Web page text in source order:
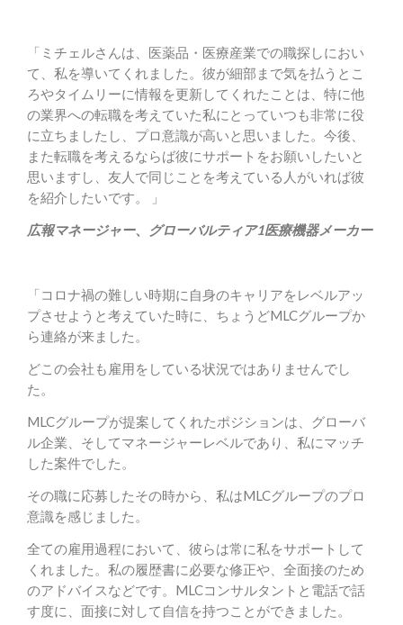
声
お
問
い
合
わ
せ
ENGLISH
「ミチェルさんは、医薬品・医療産業での職探しにおい
て、私を導いてくれました。彼が細部まで気を払うとこ
ろやタイムリーに情報を更新してくれたことは、特に他
の業界への転職を考えていた私にとっていつも非常に役
に立ちましたし、プロ意識が高いと思いました。今後、
また転職を考えるならば彼にサポートをお願いしたいと
思いますし、友人で同じことを考えている人がいれば彼
を紹介したいです。
」
広報マネージャー、 グローバルティア1医療機器メーカー
「コロナ禍の難しい時期に自身のキャリアをレベルアッ
プさせようと考えていた時に、ちょうどMLCグループか
ら連絡が来ました。
どこの会社も雇用をしている状況ではありませんでし
た。
MLCグループが提案してくれたポジションは、グローバ
ル企業、そしてマネージャーレベルであり、私にマッチ
した案件でした。
その職に応募したその時から、私はMLCグループのプロ
意識を感じました。
全ての雇用過程において、彼らは常に私をサポートして
くれました。私の履歴書に必要な修正や、全面接のため
のアドバイスなどです。MLCコンサルタントと電話で話
す度に、面接に対して自信を持つことができました。